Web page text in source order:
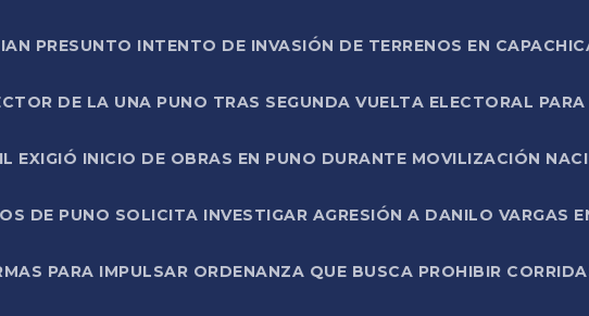
PRESUNTO INTENTO DE INVASIÓN DE TERRENOS EN
DE LA UNA PUNO TRAS SEGUNDA VUELTA ELECTORAL
EXIGIÓ INICIO DE OBRAS EN PUNO DURANTE MOVILIZACIÓN
DE PUNO SOLICITA INVESTIGAR AGRESIÓN A DANILO VARGAS
PARA IMPULSAR ORDENANZA QUE BUSCA PROHIBIR